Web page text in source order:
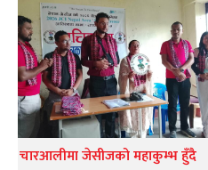
चारआलीमा जेसीजको महाकुम्भ हुँदै